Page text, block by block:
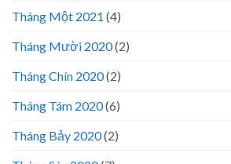
Tháng Một 2021 (4)
Tháng Mười 2020(2)
Tháng Chín 2020(2)
Tháng Tám 2020(6)
Tháng Bảy 2020(2)